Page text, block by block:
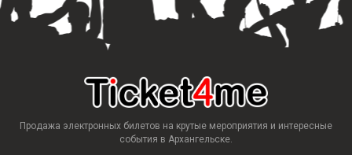
Продажа электронных билетов на крутые мероприятия и интересные
события в Архангельске.